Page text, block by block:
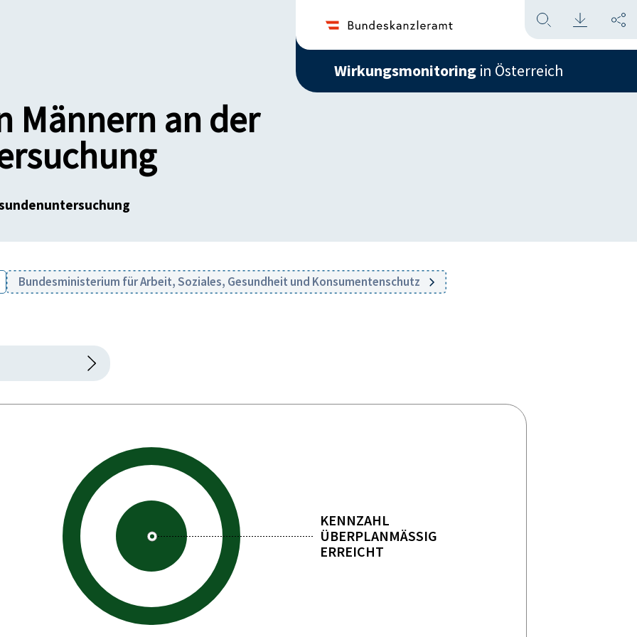
Wirkungsmonitoring in Österreich
Männern an der
Bundesministerium für Arbeit, Soziales, Gesundheit und Konsumentenschutz
KENNZAHL
ÜBERPLANMÄSSIG E
RREICHT